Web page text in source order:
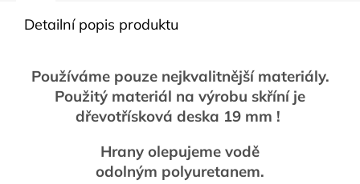
Detailní popis produktu
Používáme pouze nejkvalitnější materiály.
Použitý materiál na výrobu skříní je
dřevotřísková deska 19 mm !
Hrany olepujeme vodě
odolným polyuretanem.